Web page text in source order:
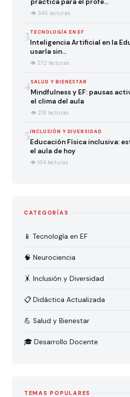
práctica para el profe…
👁 346 lecturas
3TECNOLOGÍA EN EF
Inteligencia Artificial en la
usarla sin…
👁 272 lecturas
4SALUD Y BIENESTAR
Mindfulness y EF: pausas
el clima del aula
👁 218 lecturas
5INCLUSIÓN Y DIVERSIDAD
Educación Física inclusiva:
el aula de hoy
👁 164 lecturas
CATEGORÍAS
📱 Tecnología en EF
🧠 Neurociencia
🤸 Inclusión y Diversidad
📋 Didáctica Actualizada
💪 Salud y Bienestar
🎓 Desarrollo Docente
TEMAS POPULARES